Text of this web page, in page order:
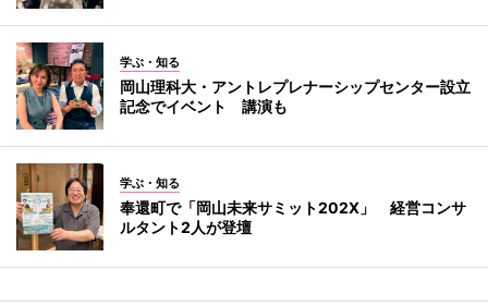
学ぶ・知る
岡山理科大・アントレプレナーシップセンター設立
記念でイベント 講演も
学ぶ・知る
奉還町で「岡山未来サミット202X」 経営コンサ
ルタント2人が登壇